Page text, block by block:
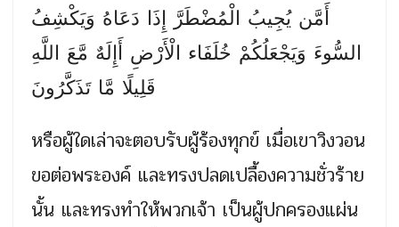
أَمَّن يُجِيبُ الْمُضْطَرَّ إِذَا دَعَاهُ وَيَكْشِفُ
السُّوءَ وَيَجْعَلُكُمْ خُلَفَاء الْأَرْضِ أَإِلَهٌ مَّعَ اللَّهِ
قَلِيلًا مَّا تَذَكَّرُونَ
หรือผู้ใดเล่าจะตอบรับผู้ร้องทุกข์ เมื่อเขาวิงวอน
ขอต่อพระองค์ และทรงปลดเปลื้องความชั่วร้าย
นั้น และทรงทำให้พวกเจ้า เป็นผู้ปกครองแผ่น